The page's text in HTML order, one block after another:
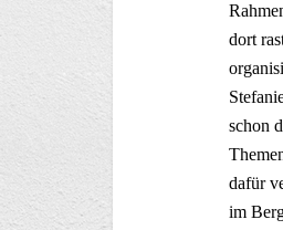
dort
schon
dafür
im